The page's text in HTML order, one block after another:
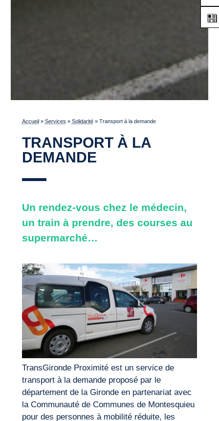
Accueil » Services » Solidarité» Transport à la demande
TRANSPORT À LA
DEMANDE
Un rendez-vous chez le médecin,
un train à prendre, des courses au
supermarché…
TransGironde Proximité est un service de
transport à la demande proposé par le
département de la Gironde en partenariat avec
la Communauté de Communes de Montesquieu
pour des personnes à mobilité réduite, les